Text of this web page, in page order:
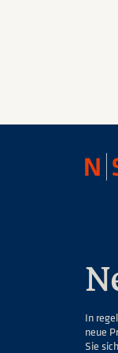
In
neue
Sie